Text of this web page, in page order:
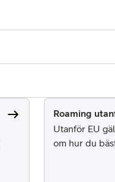
Roaming
Utanför EU
om hur du